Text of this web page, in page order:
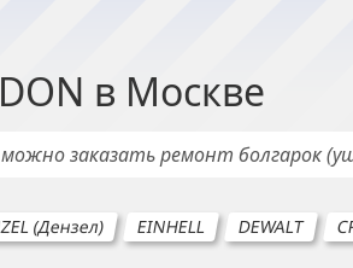
в Москве
можно заказать ремонт болгарок
(Дензел) EINHELL DEWALT